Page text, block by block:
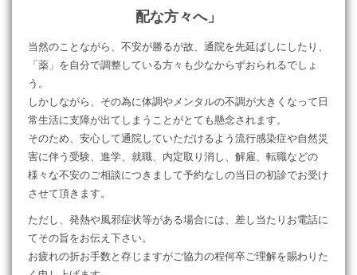
配な方々へ」
当然のことながら、不安が勝るが故、通院を先延ばしにしたり、
「薬」を自分で調整している方々も少なからずおられるでしょ
う。
しかしながら、その為に体調やメンタルの不調が大きくなって日
常生活に支障が出てしまうことがとても懸念されます。
そのため、安心して通院していただけるよう流行感染症や自然災
害に伴う受験、進学、就職、内定取り消し、解雇、転職などの
様々な不安のご相談につきまして予約なしの当日の初診でお受け
させて頂きます。
ただし、発熱や風邪症状等がある場合には、差し当たりお電話に
てその旨をお伝え下さい。
お疲れの折お手数と存じますがご協力の程何卒ご理解を賜わりた